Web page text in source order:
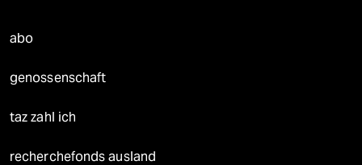
abo
genossenschaft
taz zahl ich
recherchefonds ausland